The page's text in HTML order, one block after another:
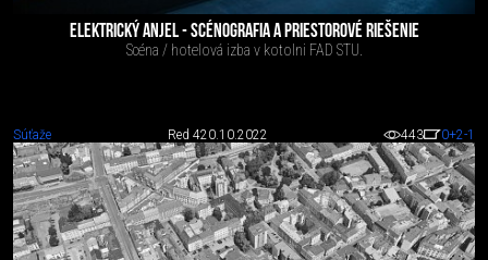
ELEKTRICKÝ ANJEL - SCÉNOGRAFIA A PRIESTOROVÉ RIEŠENIE
Scéna / hotelová izba v kotolni FAD STU.
Súťaže Red 420.10.2022 443 0+2-1